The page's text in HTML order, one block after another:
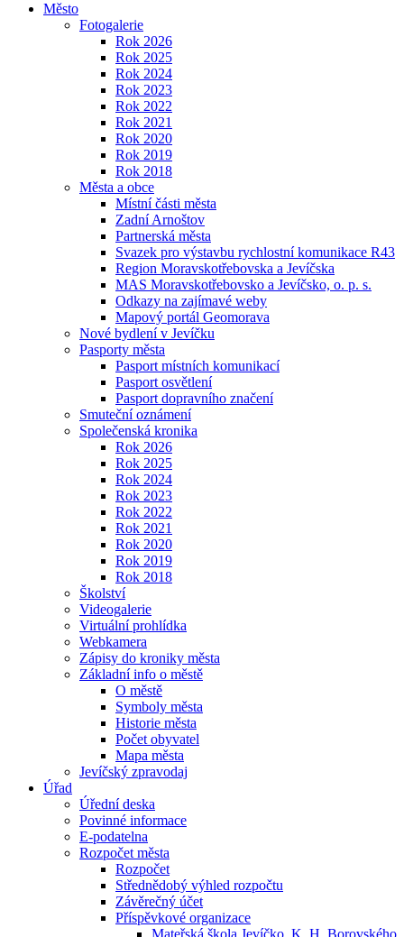
Město
Fotogalerie
Rok 2026
Rok 2025
Rok 2024
Rok 2023
Rok 2022
Rok 2021
Rok 2020
Rok 2019
Rok 2018
Města a obce
Místní části města
Zadní Arnoštov
Partnerská města
Svazek pro výstavbu rychlostní komunikace R43
Region Moravskotřebovska a Jevíčska
MAS Moravskotřebovsko a Jevíčsko, o. p. s.
Odkazy na zajímavé weby
Mapový portál Geomorava
Nové bydlení v Jevíčku
Pasporty města
Pasport místních komunikací
Pasport osvětlení
Pasport dopravního značení
Smuteční oznámení
Společenská kronika
Rok 2026
Rok 2025
Rok 2024
Rok 2023
Rok 2022
Rok 2021
Rok 2020
Rok 2019
Rok 2018
Školství
Videogalerie
Virtuální prohlídka
Webkamera
Zápisy do kroniky města
Základní info o městě
O městě
Symboly města
Historie města
Počet obyvatel
Mapa města
Jevíčský zpravodaj
Úřad
Úřední deska
Povinné informace
E-podatelna
Rozpočet města
Rozpočet
Střednědobý výhled rozpočtu
Závěrečný účet
Příspěvkové organizace
Mateřská škola Jevíčko, K. H. Borovského